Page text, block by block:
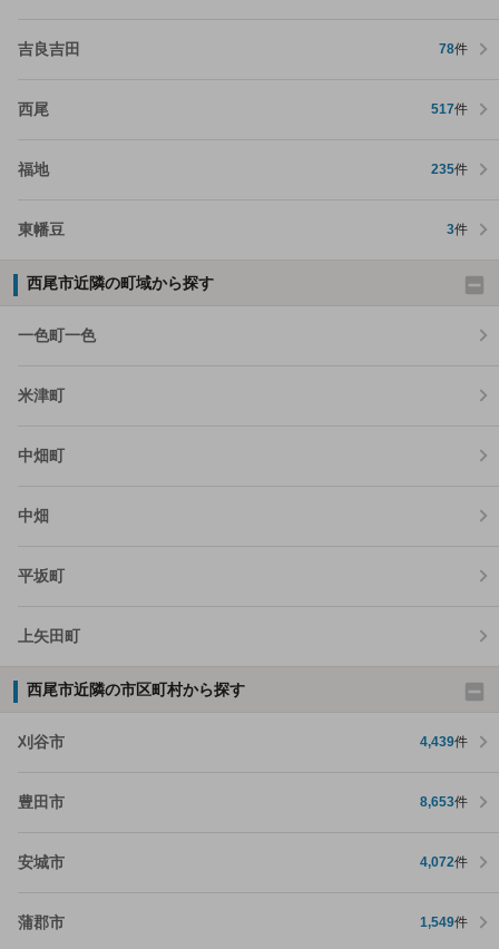
吉良吉田 78件
西尾 517件
福地 235件
東幡豆 3件
西尾市近隣の町域から探す
一色町一色
米津町
中畑町
中畑
平坂町
上矢田町
西尾市近隣の市区町村から探す
刈谷市 4,439件
豊田市 8,653件
安城市 4,072件
蒲郡市 1,549件